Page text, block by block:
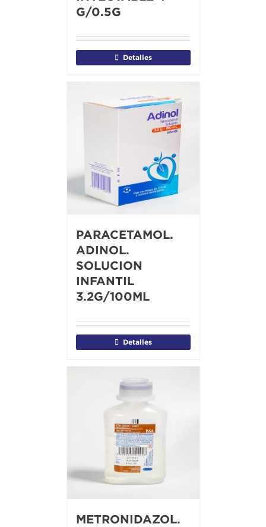
G/0.5G
Detalles
PARACETAMOL.
ADINOL.
SOLUCION
INFANTIL
3.2G/100ML
Detalles
METRONIDAZOL.